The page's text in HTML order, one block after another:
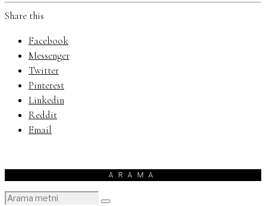
Share this
Facebook
Messenger
Twitter
Pinterest
Linkedin
Reddit
Email
ARAMA